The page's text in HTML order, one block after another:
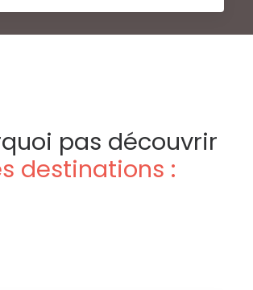
pas découvrir
destinations :